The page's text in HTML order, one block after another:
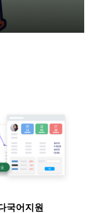
국어지원